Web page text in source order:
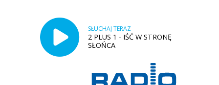
SŁUCHAJ TERAZ
2 PLUS 1 - IŚĆ W STRONĘ
SŁOŃCA